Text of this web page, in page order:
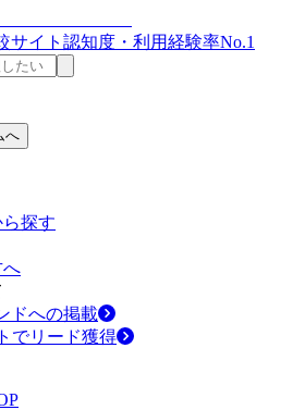
サイト 認知度・利用経験率No.1
へ
探す
へ
ドへの掲載
でリード獲得